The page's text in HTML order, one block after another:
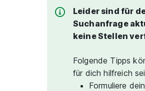
Leider sind für
Suchanfrage
keine Stellen
Folgende Tipps
für dich hilfreich
Formuliere